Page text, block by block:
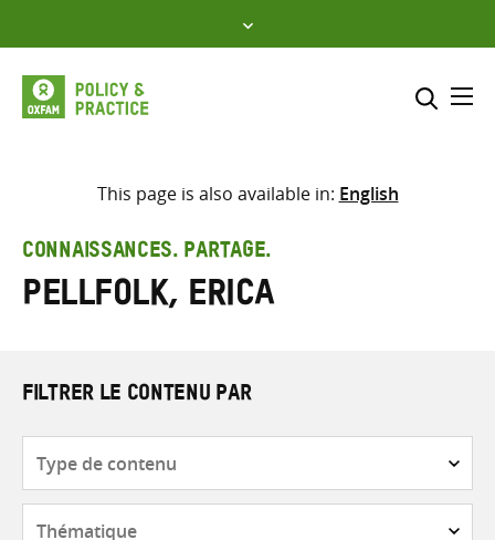
to
content
Sélectionner l’emplacement
Saisir
les
termes
This page is also available in: English
CONNAISSANCES. PARTAGE.
Pellfolk, Erica
FILTRER LE CONTENU PAR
contenu